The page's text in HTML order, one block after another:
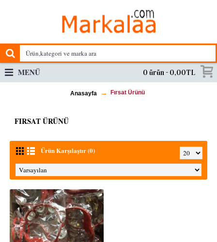
0 ürün - 0,00TL
MENÜ
Anasayfa Fırsat Ürünü
FIRSAT ÜRÜNÜ
Ürün Karşılaştır (0)